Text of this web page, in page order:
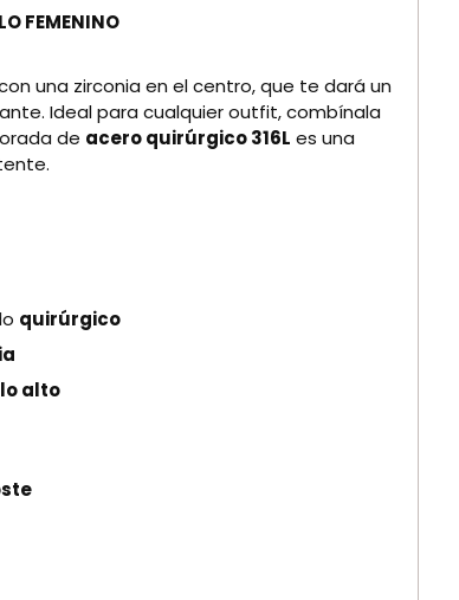
FEMENINO
una zirconia en el centro, que te dará un
Ideal para cualquier outfit, combínala
de acero quirúrgico 316L es una
quirúrgico
alto